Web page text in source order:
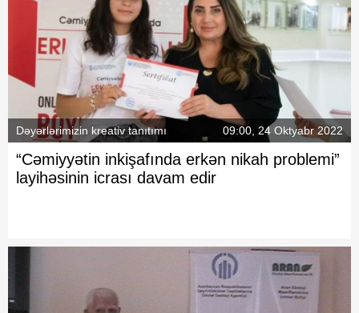
Dəyərlərimizin kreativ tanıtımı 09:00, 24 Oktyabr 2022
“Cəmiyyətin inkişafında erkən nikah problemi”
layihəsinin icrası davam edir